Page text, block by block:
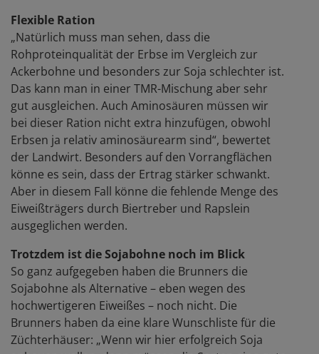
Flexible Ration
„Natürlich muss man sehen, dass die
Rohproteinqualität der Erbse im Vergleich zur
Ackerbohne und besonders zur Soja schlechter ist.
Das kann man in einer TMR-Mischung aber sehr
gut ausgleichen. Auch Aminosäuren müssen wir
bei dieser Ration nicht extra hinzufügen, obwohl
Erbsen ja relativ aminosäurearm sind“, bewertet
der Landwirt. Besonders auf den Vorrangflächen
könne es sein, dass der Ertrag stärker schwankt.
Aber in diesem Fall könne die fehlende Menge des
Eiweißträgers durch Biertreber und Rapslein
ausgeglichen werden.
Trotzdem ist die Sojabohne noch im Blick
So ganz aufgegeben haben die Brunners die
Sojabohne als Alternative – eben wegen des
hochwertigeren Eiweißes – noch nicht. Die
Brunners haben da eine klare Wunschliste für die
Züchterhäuser: „Wenn wir hier erfolgreich Soja